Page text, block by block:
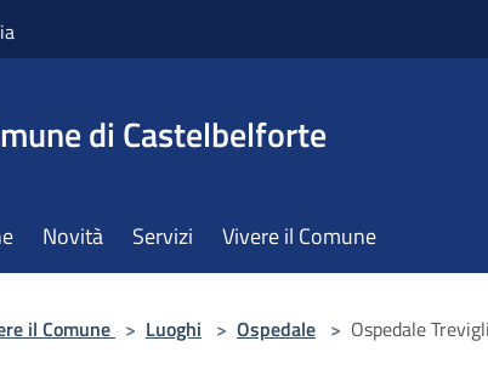
di Castelbelforte
Novità Servizi Vivere il Comune
il Comune > Luoghi > Ospedale > Ospedale